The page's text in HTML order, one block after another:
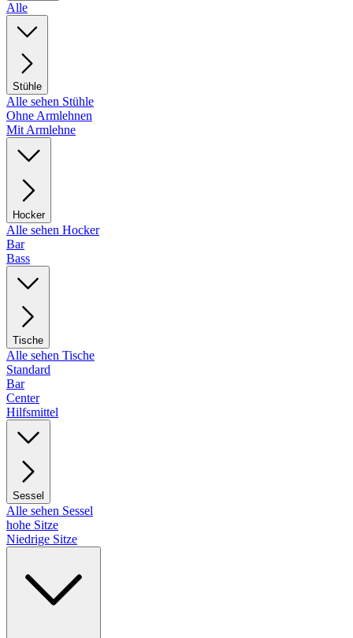
Alle
Stühle
Alle sehen Stühle
Ohne Armlehnen
Mit Armlehne
Hocker
Alle sehen Hocker
Bar
Bass
Tische
Alle sehen Tische
Standard
Bar
Center
Hilfsmittel
Sessel
Alle sehen Sessel
hohe Sitze
Niedrige Sitze